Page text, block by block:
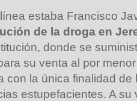
estaba Francisco
de la droga en
donde se
su venta al por
con la única finalidad de
estupefacientes. A su